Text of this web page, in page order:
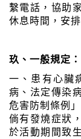
繫電話，協助
休息時間，安
玖、一般規定：
一、患有心臟
病、法定傳染
危害防制條例
倘有發燒症狀
於活動期間致